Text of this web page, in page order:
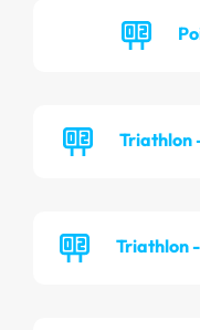
Triathlon
Triathlon -